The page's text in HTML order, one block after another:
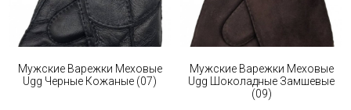
Мужские Варежки Меховые
Ugg Черные Кожаные (07)
Мужские Варежки Меховые
Ugg Шоколадные Замшевые
(09)